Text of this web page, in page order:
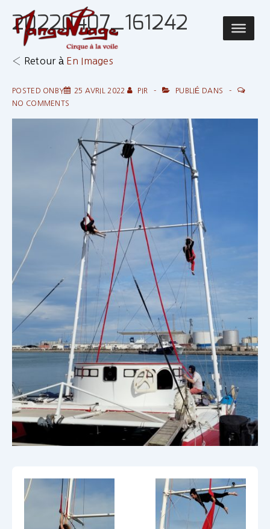
passer
principal
Main
20220407_161242
‹ Retour à En Images
POSTED ONBY 25 AVRIL 2022 PIR
PUBLIÉ DANS
NO COMMENTS